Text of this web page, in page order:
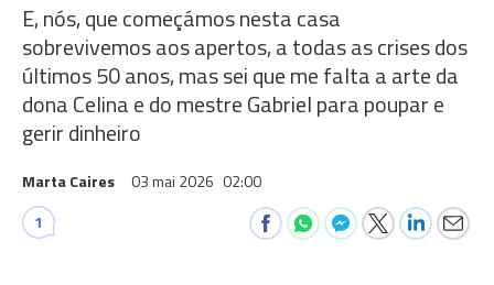
E, nós, que começámos nesta casa
sobrevivemos aos apertos, a todas as crises dos
últimos 50 anos, mas sei que me falta a arte da
dona Celina e do mestre Gabriel para poupar e
gerir dinheiro
Marta Caires 03 mai 2026 02:00
1